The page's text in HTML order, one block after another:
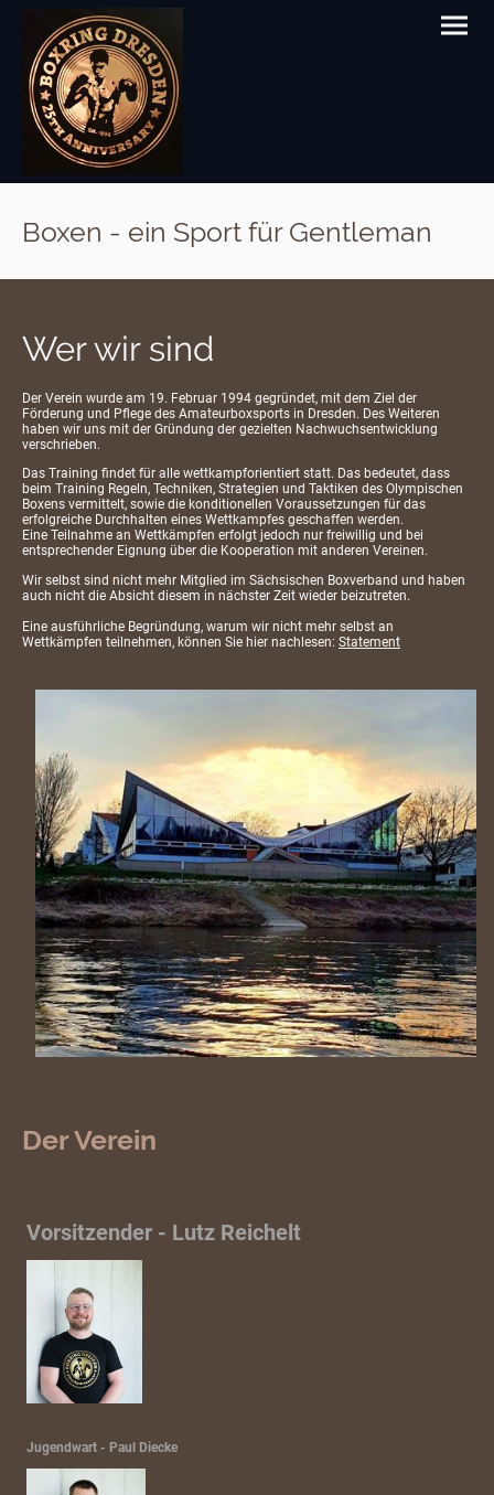
Boxen - ein Sport für Gentleman
Wer wir sind
Der Verein wurde am 19. Februar 1994 gegründet, mit dem Ziel der
Förderung und Pflege des Amateurboxsports in Dresden. Des Weiteren
haben wir uns mit der Gründung der gezielten Nachwuchsentwicklung
verschrieben.
Das Training findet für alle wettkampforientiert statt. Das bedeutet, dass
beim Training Regeln, Techniken, Strategien und Taktiken des Olympischen
Boxens vermittelt, sowie die konditionellen Voraussetzungen für das
erfolgreiche Durchhalten eines Wettkampfes geschaffen werden.
Eine Teilnahme an Wettkämpfen erfolgt jedoch nur freiwillig und bei
entsprechender Eignung über die Kooperation mit anderen Vereinen.
Wir selbst sind nicht mehr Mitglied im Sächsischen Boxverband und haben
auch nicht die Absicht diesem in nächster Zeit wieder beizutreten.
Eine ausführliche Begründung, warum wir nicht mehr selbst an
Wettkämpfen teilnehmen, können Sie hier nachlesen: Statement
Der Verein
Vorsitzender - Lutz Reichelt
Jugendwart - Paul Diecke